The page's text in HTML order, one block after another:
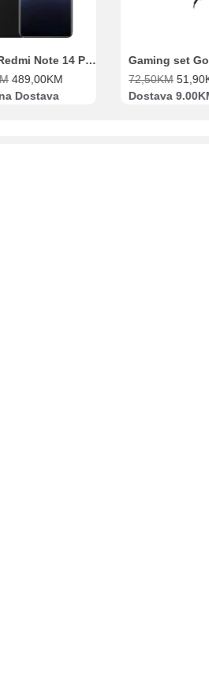
Xiaomi Redmi Note 14 Pro 8GB 256GB Crni
489,00KM
Dostava
72,50KM 51,90
Dostava